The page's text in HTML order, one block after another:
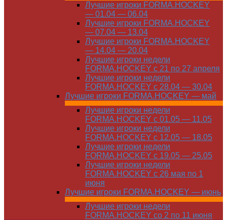
Лучшие игроки FORMA.HOCKEY
— 01.04 — 06.04
Лучшие игроки FORMA.HOCKEY
— 07.04 — 13.04
Лучшие игроки FORMA.HOCKEY
— 14.04 — 20.04
Лучшие игроки недели
FORMA.HOCKEY с 21 по 27 апреля
Лучшие игроки недели
FORMA.HOCKEY с 28.04 — 30.04
Лучшие игроки FORMA.HOCKEY — май
Лучшие игроки недели
FORMA.HOCKEY с 01.05 — 11.05
Лучшие игроки недели
FORMA.HOCKEY с 12.05 — 18.05
Лучшие игроки недели
FORMA.HOCKEY с 19.05 — 25.05
Лучшие игроки недели
FORMA.HOCKEY с 26 мая по 1
июня
Лучшие игроки FORMA.HOCKEY — июнь
Лучшие игроки недели
FORMA.HOCKEY со 2 по 11 июня